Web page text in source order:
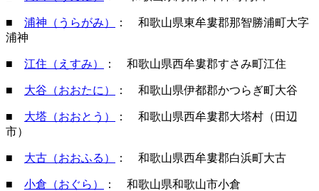
■ 浦神（うらがみ）
： 和歌山県東牟婁郡那智勝浦町大字
浦神
■ 江住（えすみ） ： 和歌山県西牟婁郡すさみ町江住
■ 大谷（おおたに） ： 和歌山県伊都郡かつらぎ町大谷
■ 大塔（おおとう）
： 和歌山県西牟婁郡大塔村（田辺
市）
■ 大古（おおふる） ： 和歌山県西牟婁郡白浜町大古
■ 小倉（おぐら） ： 和歌山県和歌山市小倉